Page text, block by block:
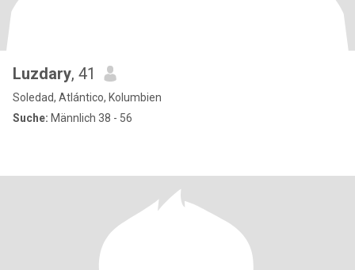
Luzdary, 41
Soledad, Atlántico, Kolumbien
Suche: Männlich 38 - 56